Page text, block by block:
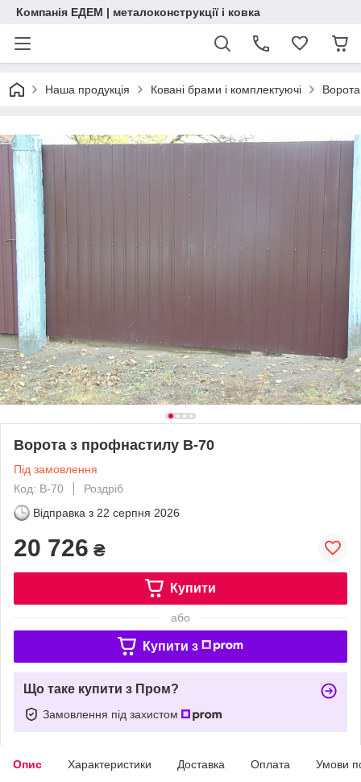
Компанія ЕДЕМ | металоконструкції і ковка
Наша продукція Ковані брами і комплектуючі
Ворота з профнастилу В-70
Під замовлення
Код: В-70
Роздріб
Відправка з 22 серпня 2026
20 726 ₴
Купити
або
Купити з
Що таке купити з Пром?
Замовлення під захистом
Опис Характеристики Доставка Оплата Умови